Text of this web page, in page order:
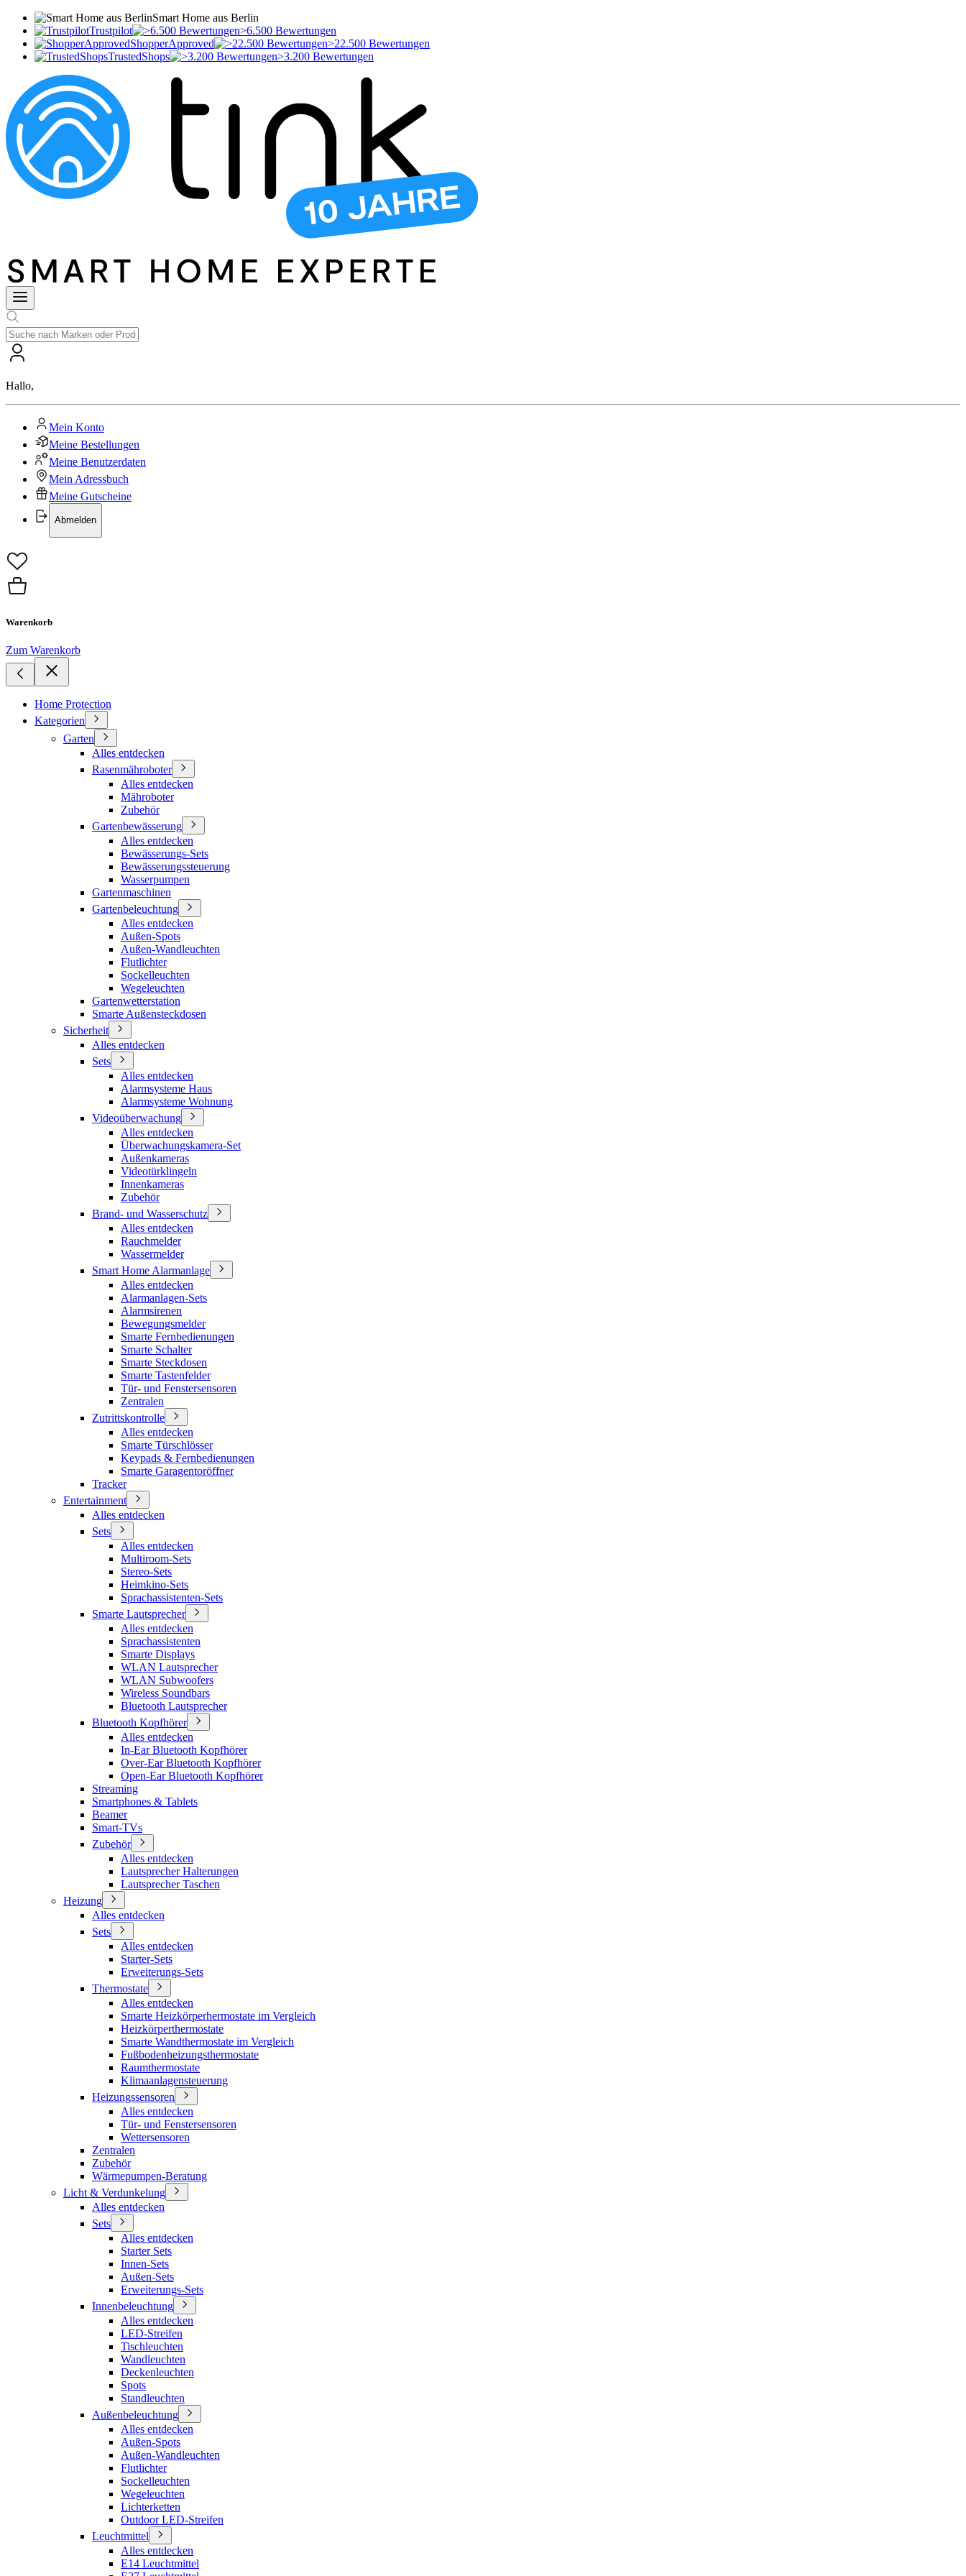
Smart Home aus Berlin
Trustpilot
>6.500 Bewertungen
ShopperApproved
>22.500 Bewertungen
TrustedShops
>3.200 Bewertungen
Hallo,
Mein Konto
Meine Bestellungen
Meine Benutzerdaten
Mein Adressbuch
Meine Gutscheine
Abmelden
Warenkorb
Zum Warenkorb
Home Protection
Kategorien
Garten
Alles entdecken
Rasenmähroboter
Alles entdecken
Mähroboter
Zubehör
Gartenbewässerung
Alles entdecken
Bewässerungs-Sets
Bewässerungssteuerung
Wasserpumpen
Gartenmaschinen
Gartenbeleuchtung
Alles entdecken
Außen-Spots
Außen-Wandleuchten
Flutlichter
Sockelleuchten
Wegeleuchten
Gartenwetterstation
Smarte Außensteckdosen
Sicherheit
Alles entdecken
Sets
Alles entdecken
Alarmsysteme Haus
Alarmsysteme Wohnung
Videoüberwachung
Alles entdecken
Überwachungskamera-Set
Außenkameras
Videotürklingeln
Innenkameras
Zubehör
Brand- und Wasserschutz
Alles entdecken
Rauchmelder
Wassermelder
Smart Home Alarmanlage
Alles entdecken
Alarmanlagen-Sets
Alarmsirenen
Bewegungsmelder
Smarte Fernbedienungen
Smarte Schalter
Smarte Steckdosen
Smarte Tastenfelder
Tür- und Fenstersensoren
Zentralen
Zutrittskontrolle
Alles entdecken
Smarte Türschlösser
Keypads & Fernbedienungen
Smarte Garagentoröffner
Tracker
Entertainment
Alles entdecken
Sets
Alles entdecken
Multiroom-Sets
Stereo-Sets
Heimkino-Sets
Sprachassistenten-Sets
Smarte Lautsprecher
Alles entdecken
Sprachassistenten
Smarte Displays
WLAN Lautsprecher
WLAN Subwoofers
Wireless Soundbars
Bluetooth Lautsprecher
Bluetooth Kopfhörer
Alles entdecken
In-Ear Bluetooth Kopfhörer
Over-Ear Bluetooth Kopfhörer
Open-Ear Bluetooth Kopfhörer
Streaming
Smartphones & Tablets
Beamer
Smart-TVs
Zubehör
Alles entdecken
Lautsprecher Halterungen
Lautsprecher Taschen
Heizung
Alles entdecken
Sets
Alles entdecken
Starter-Sets
Erweiterungs-Sets
Thermostate
Alles entdecken
Smarte Heizkörperhermostate im Vergleich
Heizkörperthermostate
Smarte Wandthermostate im Vergleich
Fußbodenheizungsthermostate
Raumthermostate
Klimaanlagensteuerung
Heizungssensoren
Alles entdecken
Tür- und Fenstersensoren
Wettersensoren
Zentralen
Zubehör
Wärmepumpen-Beratung
Licht & Verdunkelung
Alles entdecken
Sets
Alles entdecken
Starter Sets
Innen-Sets
Außen-Sets
Erweiterungs-Sets
Innenbeleuchtung
Alles entdecken
LED-Streifen
Tischleuchten
Wandleuchten
Deckenleuchten
Spots
Standleuchten
Außenbeleuchtung
Alles entdecken
Außen-Spots
Außen-Wandleuchten
Flutlichter
Sockelleuchten
Wegeleuchten
Lichterketten
Outdoor LED-Streifen
Leuchtmittel
Alles entdecken
E14 Leuchtmittel